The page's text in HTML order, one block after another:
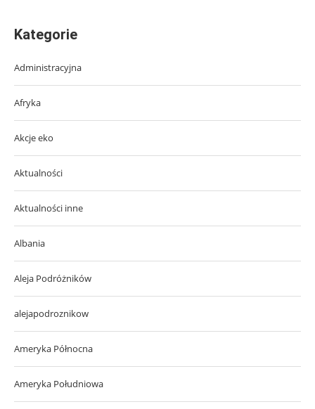
Kategorie
Administracyjna
Afryka
Akcje eko
Aktualności
Aktualności inne
Albania
Aleja Podróżników
alejapodroznikow
Ameryka Północna
Ameryka Południowa